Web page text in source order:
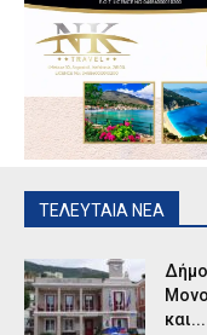
ΤΕΛΕΥΤΑΙΑ ΝΕΑ
και...